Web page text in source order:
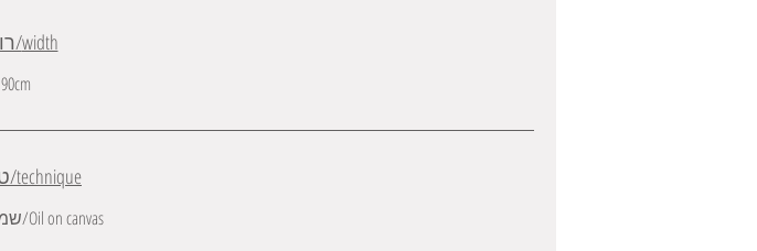
width/רוחב
90cm
technique/טכניקה
Oil on canvas/שמן על קנבס